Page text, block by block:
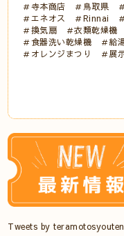
＃寺本商店 ＃鳥取県
＃エネオス ＃Rinnai
＃換気扇 ＃衣類乾燥機
＃食器洗い乾燥機 ＃給
＃オレンジまつり ＃展
Tweets by teramotosyouten